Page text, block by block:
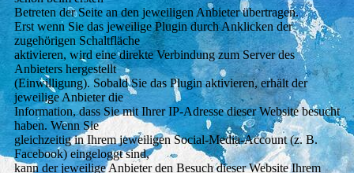
Betreten der Seite an den jeweiligen Anbieter übertragen.
Erst wenn Sie das jeweilige Plugin durch Anklicken der
zugehörigen Schaltfläche
aktivieren, wird eine direkte Verbindung zum Server des
Anbieters hergestellt
(Einwilligung). Sobald Sie das Plugin aktivieren, erhält der
jeweilige Anbieter die
Information, dass Sie mit Ihrer IP-Adresse dieser Website besucht
haben. Wenn Sie
gleichzeitig in Ihrem jeweiligen Social-Media-Account (z. B.
Facebook) eingeloggt sind,
kann der jeweilige Anbieter den Besuch dieser Website Ihrem